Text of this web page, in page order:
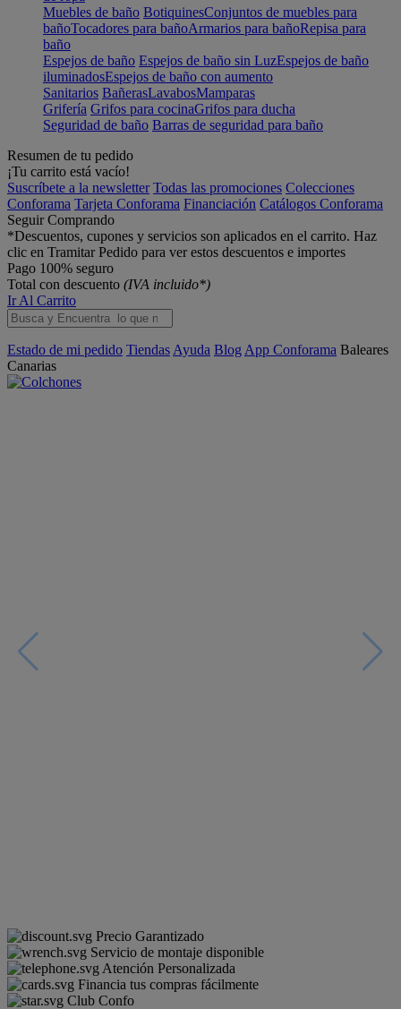
Muebles de baño BotiquinesConjuntos de muebles para
bañoTocadores para bañoArmarios para bañoRepisa para
baño
Espejos de baño Espejos de baño sin LuzEspejos de baño
iluminadosEspejos de baño con aumento
Sanitarios BañerasLavabosMamparas
Grifería Grifos para cocinaGrifos para ducha
Seguridad de baño Barras de seguridad para baño
Resumen de tu pedido
¡Tu carrito está vacío!
Suscríbete a la newsletter Todas las promociones Colecciones
Conforama Tarjeta Conforama Financiación Catálogos Conforama
Seguir Comprando
*Descuentos, cupones y servicios son aplicados en el carrito. Haz
clic en Tramitar Pedido para ver estos descuentos e importes
Pago 100% seguro
Total con descuento (IVA incluido*)
Ir Al Carrito
Estado de mi pedido Tiendas Ayuda Blog App Conforama Baleares
Canarias
Precio Garantizado
Servicio de montaje disponible
Atención Personalizada
Financia tus compras fácilmente
Club Confo